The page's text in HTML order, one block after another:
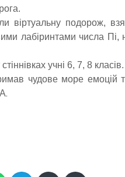
віртуальну подорож,
лабіринтами числа
учні 6, 7, 8 класів.
чудове море емоцій
.